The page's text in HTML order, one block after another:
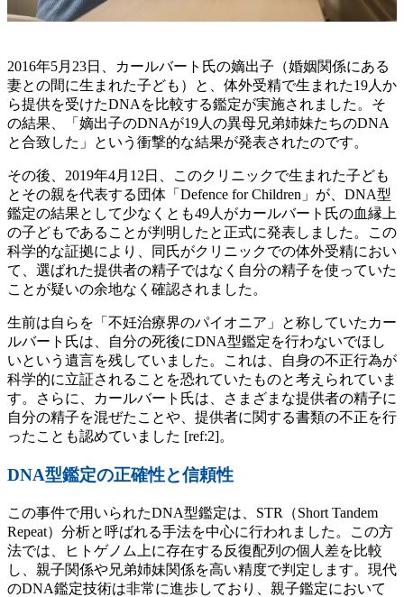
2016年5月23日、カールバート氏の嫡出子（婚姻関係にある
妻との間に生まれた子ども）と、体外受精で生まれた19人か
ら提供を受けたDNAを比較する鑑定が実施されました。そ
の結果、「嫡出子のDNAが19人の異母兄弟姉妹たちのDNA
と合致した」という衝撃的な結果が発表されたのです。
その後、2019年4月12日、このクリニックで生まれた子ども
とその親を代表する団体「Defence for Children」が、DNA型
鑑定の結果として少なくとも49人がカールバート氏の血縁上
の子どもであることが判明したと正式に発表しました。この
科学的な証拠により、同氏がクリニックでの体外受精におい
て、選ばれた提供者の精子ではなく自分の精子を使っていた
ことが疑いの余地なく確認されました。
生前は自らを「不妊治療界のパイオニア」と称していたカー
ルバート氏は、自分の死後にDNA型鑑定を行わないでほし
いという遺言を残していました。これは、自身の不正行為が
科学的に立証されることを恐れていたものと考えられていま
す。さらに、カールバート氏は、さまざまな提供者の精子に
自分の精子を混ぜたことや、提供者に関する書類の不正を行
ったことも認めていました [ref:2]。
DNA型鑑定の正確性と信頼性
この事件で用いられたDNA型鑑定は、STR（Short Tandem
Repeat）分析と呼ばれる手法を中心に行われました。この方
法では、ヒトゲノム上に存在する反復配列の個人差を比較
し、親子関係や兄弟姉妹関係を高い精度で判定します。現代
のDNA鑑定技術は非常に進歩しており、親子鑑定において